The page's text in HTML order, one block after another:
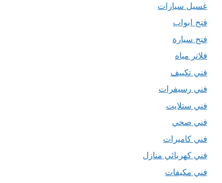
غسيل سيارات
فتح ابواب
فتح سيارة
فلاتر مياه
فني تكييف
فني رسيفرات
فني ستلايت
فني صحي
فني كاميرات
فني كهربائي منازل
فني مكيفات